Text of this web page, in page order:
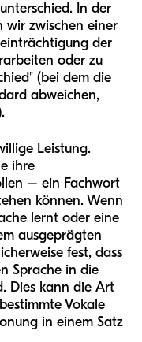
In der
wir zwischen einer
der
oder zu
(bei dem die
abweichen,
Leistung.
ihre
– ein Fachwort
können. Wenn
lernt oder eine
ausgeprägten
fest, dass
Sprache in die
Dies kann die Art
Vokale
in einem Satz